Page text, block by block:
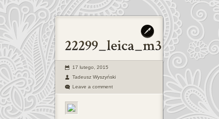
17 lutego, 2015
Tadeusz Wyszyński
Leave a comment